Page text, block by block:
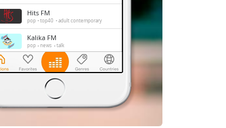
Hits FM
pop top40 adult contemporary
Kalika FM
pop news talk
Radio Nepal
pop news entertainment
Radio Mithila
news talk